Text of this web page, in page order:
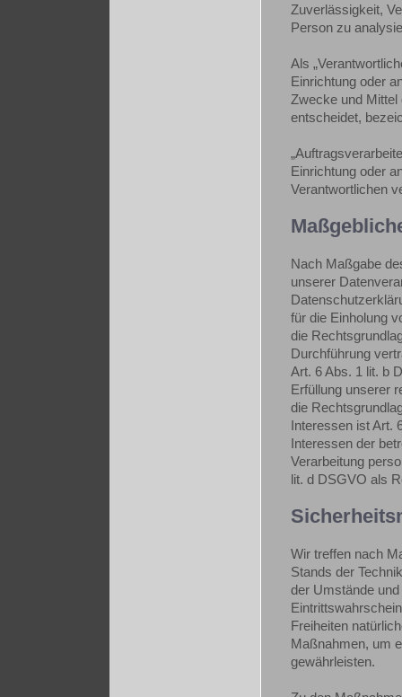
Zuverlässigkeit,
Person zu
Als
Einrichtung oder
Zwecke und Mittel
entscheidet,
Einrichtung oder
Verantwortlichen
Nach Maßgabe
unserer
für die Einholung
die
Durchführung
Art. 6 Abs. 1 lit. b
Erfüllung unserer
die
Interessen ist Art.
Interessen der
Verarbeitung
lit. d DSGVO als
Wir treffen nach
Stands der
der Umstände
Freiheiten
Maßnahmen, um
gewährleisten.